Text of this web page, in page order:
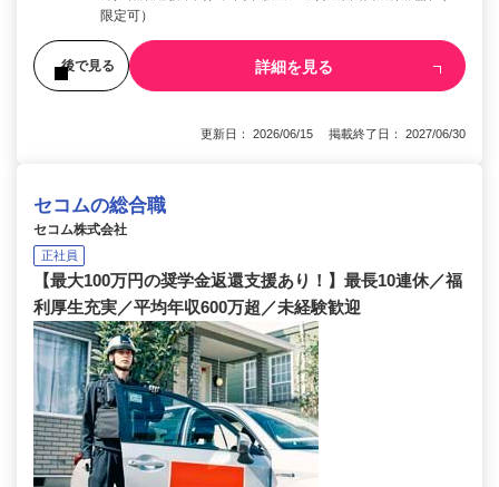
限定可）
後で見る 詳細を見る
更新日： 2026/06/15 掲載終了日： 2027/06/30
セコムの総合職
セコム株式会社
正社員
【最大100万円の奨学金返還支援あり！】最長10連休／福
利厚生充実／平均年収600万超／未経験歓迎